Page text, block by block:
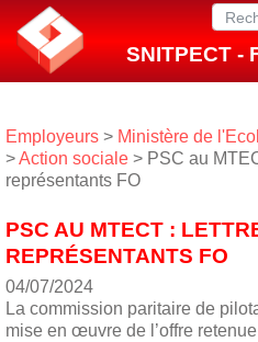
SNITPECT -
Employeurs > Ministère de
>Action sociale > PSC au
représentants FO
PSC AU MTECT :
REPRÉSENTANTS FO
04/07/2024
La commission paritaire de
mise en œuvre de l’offre